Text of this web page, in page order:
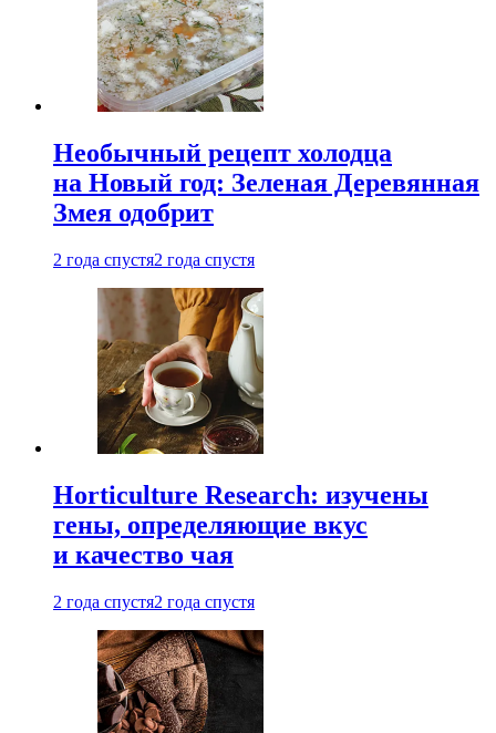
Необычный рецепт холодца
на Новый год: Зеленая Деревянная
Змея одобрит
2 года спустя2 года спустя
Horticulture Research: изучены
гены, определяющие вкус
и качество чая
2 года спустя2 года спустя